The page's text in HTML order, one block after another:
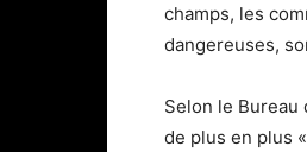
champs, les
dangereuses,
Selon le Bureau
de plus en plus